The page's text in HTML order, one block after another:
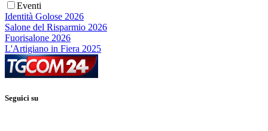
Eventi
Identità Golose 2026
Salone del Risparmio 2026
Fuorisalone 2026
L'Artigiano in Fiera 2025
Seguici su